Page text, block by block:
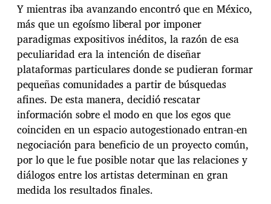
Y mientras iba avanzando encontró que en México,
más que un egoísmo liberal por imponer
paradigmas expositivos inéditos, la razón de esa
peculiaridad era la intención de diseñar
plataformas particulares donde se pudieran formar
pequeñas comunidades a partir de búsquedas
afines. De esta manera, decidió rescatar
información sobre el modo en que los egos que
coinciden en un espacio autogestionado entran-en
negociación para beneficio de un proyecto común,
por lo que le fue posible notar que las relaciones y
diálogos entre los artistas determinan en gran
medida los resultados finales.